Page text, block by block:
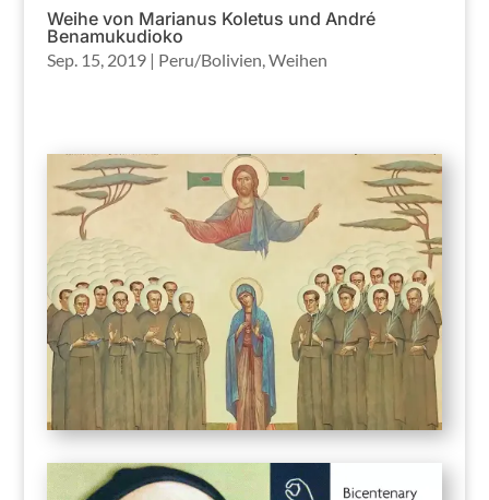
Weihe von Marianus Koletus und André
Benamukudioko
Sep. 15, 2019| Peru/Bolivien,Weihen